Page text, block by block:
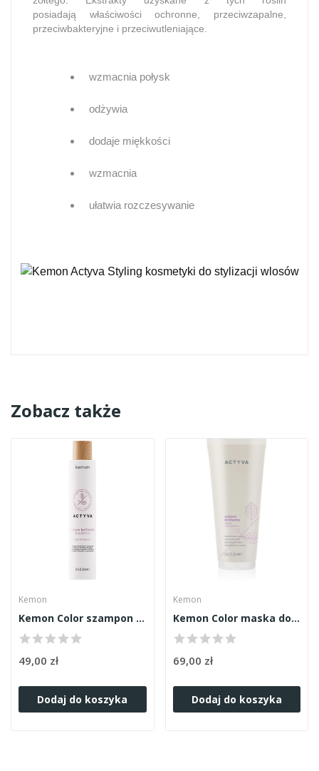
posiadają właściwości ochronne, przeciwzapalne,
przeciwbakteryjne i przeciwutleniające.
wzmacnia połysk
odżywia
dodaje miękkości
wzmacnia
ułatwia rozczesywanie
Zobacz także
Kemon
Kemon Color szampon 250ml
49,00 zł
Dodaj do koszyka
Kemon
Kemon Color maska do włosów farbowanych 200ml
69,00 zł
Dodaj do koszyka